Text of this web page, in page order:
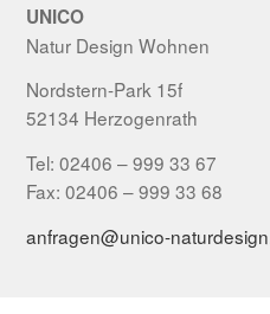
UNICO
Natur Design Wohnen
Nordstern-Park 15f
52134 Herzogenrath
Tel: 02406 – 999 33 67
Fax: 02406 – 999 33 68
anfragen@unico-